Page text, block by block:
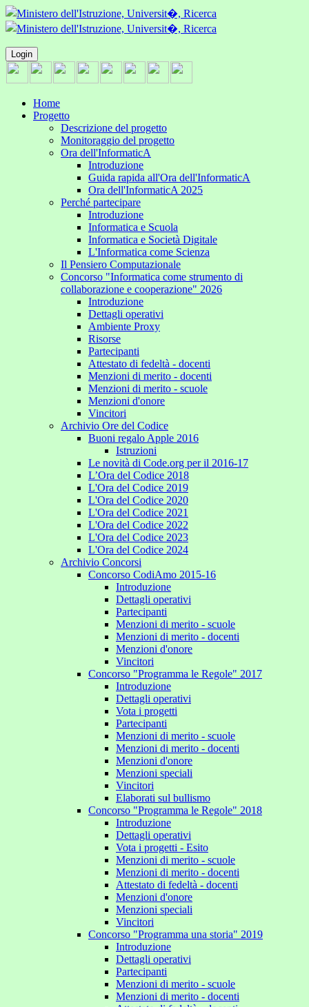
Login
Home
Progetto
Descrizione del progetto
Monitoraggio del progetto
Ora dell'InformaticA
Introduzione
Guida rapida all'Ora dell'InformaticA
Ora dell'InformaticA 2025
Perché partecipare
Introduzione
Informatica e Scuola
Informatica e Società Digitale
L'Informatica come Scienza
Il Pensiero Computazionale
Concorso "Informatica come strumento di
collaborazione e cooperazione" 2026
Introduzione
Dettagli operativi
Ambiente Proxy
Risorse
Partecipanti
Attestato di fedeltà - docenti
Menzioni di merito - docenti
Menzioni di merito - scuole
Menzioni d'onore
Vincitori
Archivio Ore del Codice
Buoni regalo Apple 2016
Istruzioni
Le novità di Code.org per il 2016-17
L’Ora del Codice 2018
L'Ora del Codice 2019
L'Ora del Codice 2020
L'Ora del Codice 2021
L'Ora del Codice 2022
L'Ora del Codice 2023
L'Ora del Codice 2024
Archivio Concorsi
Concorso CodiAmo 2015-16
Introduzione
Dettagli operativi
Partecipanti
Menzioni di merito - scuole
Menzioni di merito - docenti
Menzioni d'onore
Vincitori
Concorso "Programma le Regole" 2017
Introduzione
Dettagli operativi
Vota i progetti
Partecipanti
Menzioni di merito - scuole
Menzioni di merito - docenti
Menzioni d'onore
Menzioni speciali
Vincitori
Elaborati sul bullismo
Concorso "Programma le Regole" 2018
Introduzione
Dettagli operativi
Vota i progetti - Esito
Menzioni di merito - scuole
Menzioni di merito - docenti
Attestato di fedeltà - docenti
Menzioni d'onore
Menzioni speciali
Vincitori
Concorso "Programma una storia" 2019
Introduzione
Dettagli operativi
Partecipanti
Menzioni di merito - scuole
Menzioni di merito - docenti